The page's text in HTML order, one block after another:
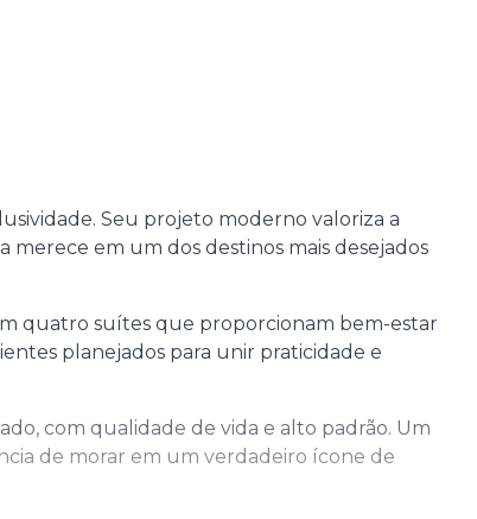
Seu projeto moderno valoriza a
em um dos destinos mais desejados
quatro suítes que proporcionam bem-estar
planejados para unir praticidade e
com qualidade de vida e alto padrão. Um
de morar em um verdadeiro ícone de